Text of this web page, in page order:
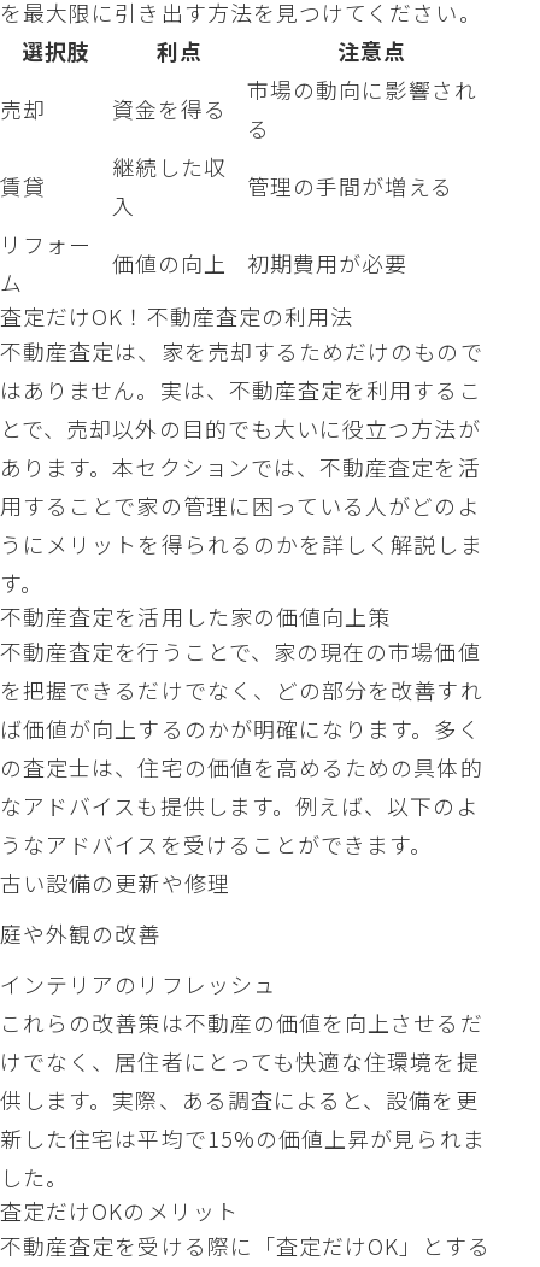
を最大限に引き出す方法を見つけてください。
選択肢
利点
注意点
売却
資金を得る
市場の動向に影響され
る
賃貸
継続した収
入
管理の手間が増える
リフォー
ム
価値の向上
初期費用が必要
査定だけOK！不動産査定の利用法
不動産査定は、家を売却するためだけのもので
はありません。実は、不動産査定を利用するこ
とで、売却以外の目的でも大いに役立つ方法が
あります。本セクションでは、不動産査定を活
用することで家の管理に困っている人がどのよ
うにメリットを得られるのかを詳しく解説しま
す。
不動産査定を活用した家の価値向上策
不動産査定を行うことで、家の現在の市場価値
を把握できるだけでなく、どの部分を改善すれ
ば価値が向上するのかが明確になります。多く
の査定士は、住宅の価値を高めるための具体的
なアドバイスも提供します。例えば、以下のよ
うなアドバイスを受けることができます。
古い設備の更新や修理
庭や外観の改善
インテリアのリフレッシュ
これらの改善策は不動産の価値を向上させるだ
けでなく、居住者にとっても快適な住環境を提
供します。実際、ある調査によると、設備を更
新した住宅は平均で15%の価値上昇が見られま
した。
査定だけOKのメリット
不動産査定を受ける際に「査定だけOK」とする